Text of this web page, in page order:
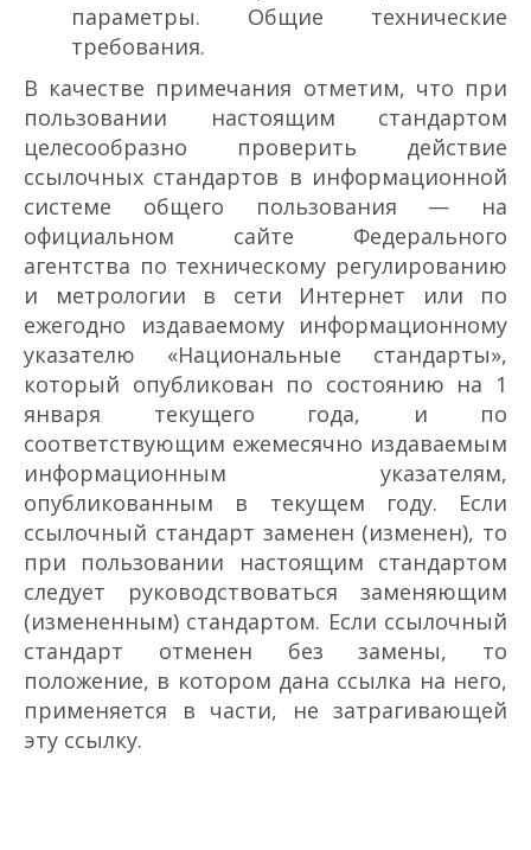
параметры. Общие технические
требования.
В качестве примечания отметим, что при
пользовании настоящим стандартом
целесообразно проверить действие
ссылочных стандартов в информационной
системе общего пользования — на
официальном сайте Федерального
агентства по техническому регулированию
и метрологии в сети Интернет или по
ежегодно издаваемому информационному
указателю «Национальные стандарты»,
который опубликован по состоянию на 1
января текущего года, и по
соответствующим ежемесячно издаваемым
информационным указателям,
опубликованным в текущем году. Если
ссылочный стандарт заменен (изменен), то
при пользовании настоящим стандартом
следует руководствоваться заменяющим
(измененным) стандартом. Если ссылочный
стандарт отменен без замены, то
положение, в котором дана ссылка на него,
применяется в части, не затрагивающей
эту ссылку.